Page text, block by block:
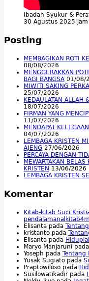
Ibadah Syukur &
30 Agustus 2025
Posting
MEMBAGIKAN ROTI
08/08/2026
MENGGERAKKAN
BAGI BANGSA 01/08/
MIWITI SAKING
25/07/2026
KEDAULATAN ALLAH
18/07/2026
FIRMAN YANG
11/07/2026
MENDAPAT
04/07/2026
LEMBAGA KRISTEN
AJENG 27/06/2026
PERCAYA DENGAN
MEWARTAKAN
KRISTEN 13/06/2026
LEMBAGA KRISTEN
Komentar
Kitab-kitab Suci
Elisanta pada Tentang
kristanto pada
Elisanta pada
Maryo Manjaruni pada
Yoseph pada Tentang
Yusak Sugiato pada
Praptowiloso pada
Susilowatikadir pada